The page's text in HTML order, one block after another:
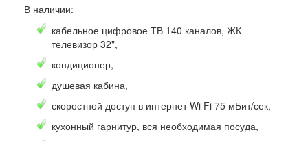
В наличии:
кабельное цифровое ТВ 140 каналов, ЖК
телевизор 32",
кондиционер,
душевая кабина,
скоростной доступ в интернет Wi Fi 75 мБит/сек,
кухонный гарнитур, вся необходимая посуда,